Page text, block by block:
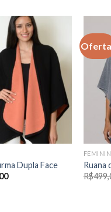
Dupla Face
Ruana
R$